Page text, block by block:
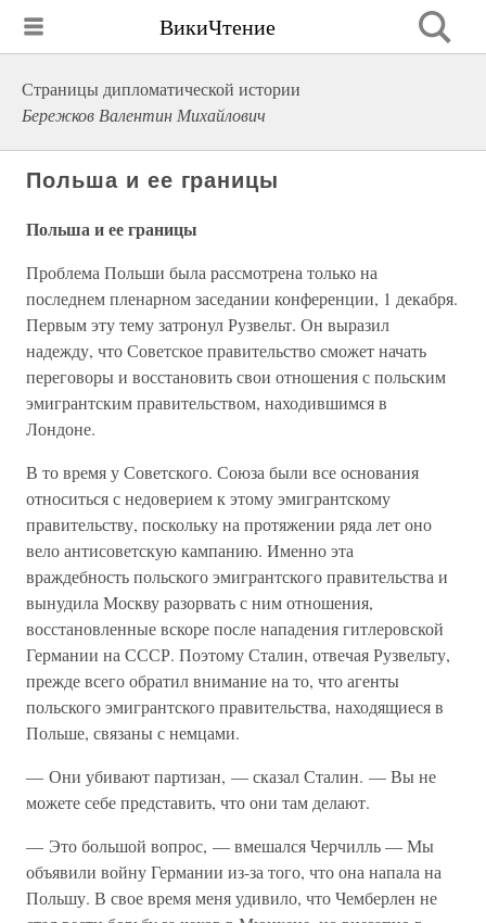
ВикиЧтение
Страницы дипломатической истории
Бережков Валентин Михайлович
Польша и ее границы
Польша и ее границы
Проблема Польши была рассмотрена только на
последнем пленарном заседании конференции, 1 декабря.
Первым эту тему затронул Рузвельт. Он выразил
надежду, что Советское правительство сможет начать
переговоры и восстановить свои отношения с польским
эмигрантским правительством, находившимся в
Лондоне.
В то время у Советского. Союза были все основания
относиться с недоверием к этому эмигрантскому
правительству, поскольку на протяжении ряда лет оно
вело антисоветскую кампанию. Именно эта
враждебность польского эмигрантского правительства и
вынудила Москву разорвать с ним отношения,
восстановленные вскоре после нападения гитлеровской
Германии на СССР. Поэтому Сталин, отвечая Рузвельту,
прежде всего обратил внимание на то, что агенты
польского эмигрантского правительства, находящиеся в
Польше, связаны с немцами.
— Они убивают партизан, — сказал Сталин. — Вы не
можете себе представить, что они там делают.
— Это большой вопрос, — вмешался Черчилль — Мы
объявили войну Германии из-за того, что она напала на
Польшу. В свое время меня удивило, что Чемберлен не